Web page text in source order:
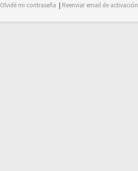
Olvidé mi contraseña | Reenviar email de activación